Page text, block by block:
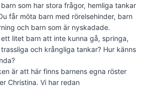
som har stora frågor, hemliga tankar
får möta barn med rörelsehinder, barn
och barn som är nyskadade.
litet barn att inte kunna gå, springa,
och krångliga tankar? Hur känns
är att här finns barnens egna röster
Christina. Vi har redan